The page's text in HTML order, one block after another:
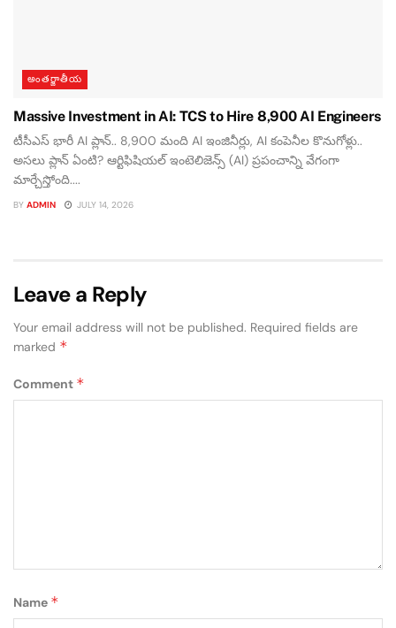
అంతర్జాతీయ
Massive Investment in AI: TCS to Hire 8,900 AI Engineers
టీసీఎస్ భారీ AI ప్లాన్.. 8,900 మంది AI ఇంజినీర్లు, AI కంపెనీల కొనుగోళ్లు..
అసలు ప్లాన్ ఏంటి? ఆర్టిఫిషియల్ ఇంటెలిజెన్స్ (AI) ప్రపంచాన్ని వేగంగా
మార్చేస్తోంది....
BY ADMIN JULY 14, 2026
Leave a Reply
Your email address will not be published. Required fields are
marked *
Comment *
Name *